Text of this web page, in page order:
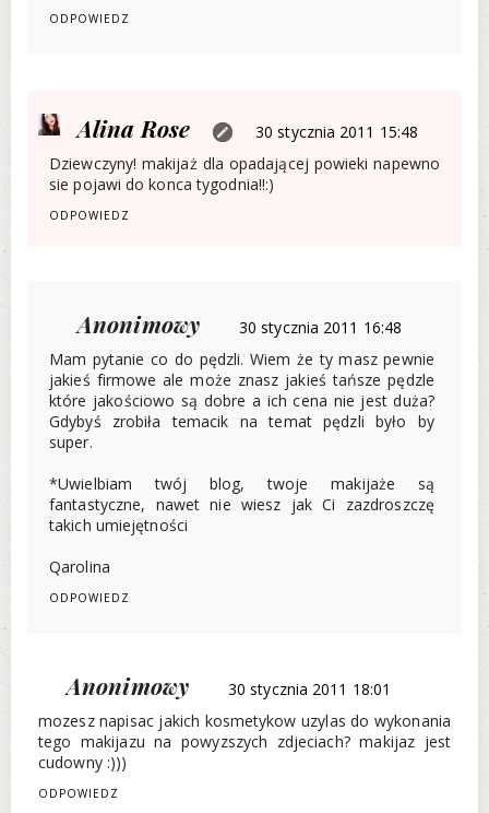
ODPOWIEDZ
Alina Rose
30 stycznia 2011 15:48
Dziewczyny! makijaż dla opadającej powieki napewno
sie pojawi do konca tygodnia!!:)
ODPOWIEDZ
Anonimowy
30 stycznia 2011 16:48
Mam pytanie co do pędzli. Wiem że ty masz pewnie
jakieś firmowe ale może znasz jakieś tańsze pędzle
które jakościowo są dobre a ich cena nie jest duża?
Gdybyś zrobiła temacik na temat pędzli było by
super.
*Uwielbiam twój blog, twoje makijaże są
fantastyczne, nawet nie wiesz jak Ci zazdroszczę
takich umiejętności
Qarolina
ODPOWIEDZ
Anonimowy
30 stycznia 2011 18:01
mozesz napisac jakich kosmetykow uzylas do wykonania
tego makijazu na powyzszych zdjeciach? makijaz jest
cudowny :)))
ODPOWIEDZ